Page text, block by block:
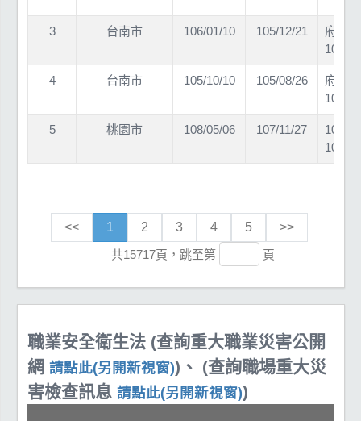
3 台南市 106/01/10 105/12/21
府勞
4 台南市 105/10/10 105/08/26
府勞
5 桃園市 108/05/06 107/11/27
108年
<< 1 2 3 4 5
>>
共15717頁，跳至第
頁
職業安全衛生法 (查詢重大職業災害公開
網 請點此(另開新視窗))、 (查詢職場重大災
害檢查訊息 請點此(另開新視窗))